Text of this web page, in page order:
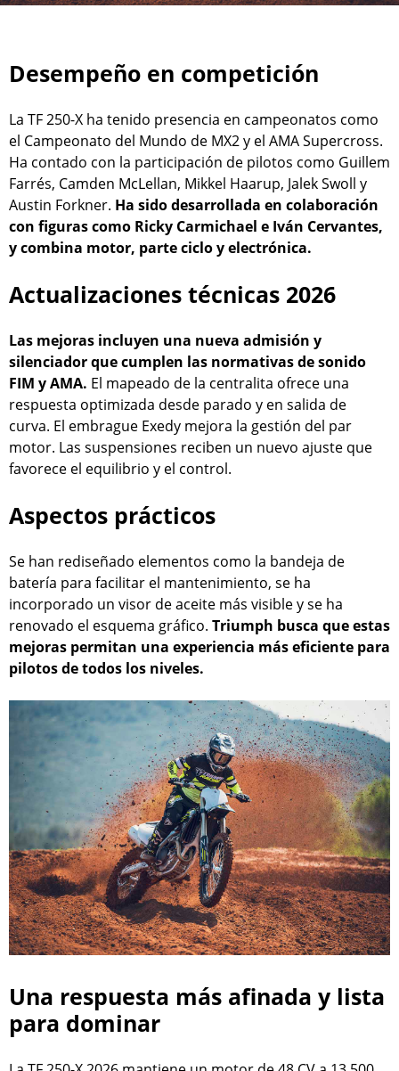
Desempeño en competición
La TF 250-X ha tenido presencia en campeonatos como
el Campeonato del Mundo de MX2 y el AMA Supercross.
Ha contado con la participación de pilotos como Guillem
Farrés, Camden McLellan, Mikkel Haarup, Jalek Swoll y
Austin Forkner. Ha sido desarrollada en colaboración
con figuras como Ricky Carmichael e Iván Cervantes,
y combina motor, parte ciclo y electrónica.
Actualizaciones técnicas 2026
Las mejoras incluyen una nueva admisión y
silenciador que cumplen las normativas de sonido
FIM y AMA. El mapeado de la centralita ofrece una
respuesta optimizada desde parado y en salida de
curva. El embrague Exedy mejora la gestión del par
motor. Las suspensiones reciben un nuevo ajuste que
favorece el equilibrio y el control.
Aspectos prácticos
Se han rediseñado elementos como la bandeja de
batería para facilitar el mantenimiento, se ha
incorporado un visor de aceite más visible y se ha
renovado el esquema gráfico. Triumph busca que estas
mejoras permitan una experiencia más eficiente para
pilotos de todos los niveles.
Una respuesta más afinada y lista
para dominar